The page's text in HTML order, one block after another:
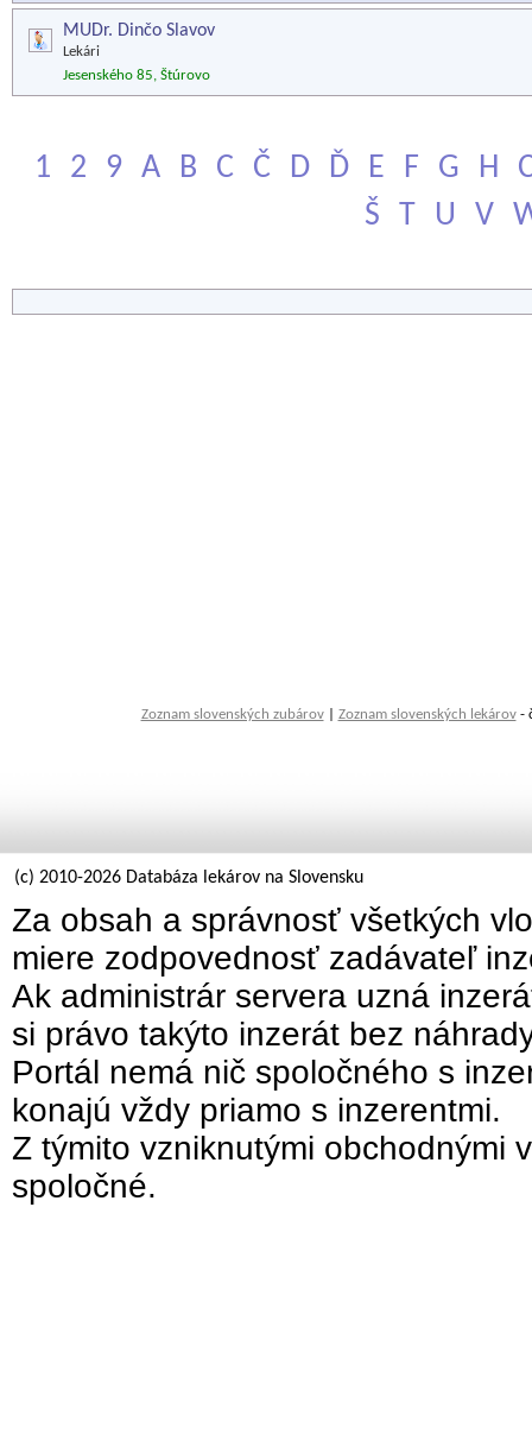
MUDr. Dinčo Slavov
Lekári
Jesenského 85, Štúrovo
1 2 9 A B C Č D Ď E F G H
Š
T U V
Zoznam slovenských zubárov| Zoznam slovenských lekárov-
(c) 2010-2026 Databáza lekárov na Slovensku
Za obsah a správnosť všetkých
miere zodpovednosť zadávateľ
Ak administrár servera uzná
si právo takýto inzerát bez
Portál nemá nič spoločného s
konajú vždy priamo s inzerentmi.
Z týmito vzniknutými obchodnými
spoločné.